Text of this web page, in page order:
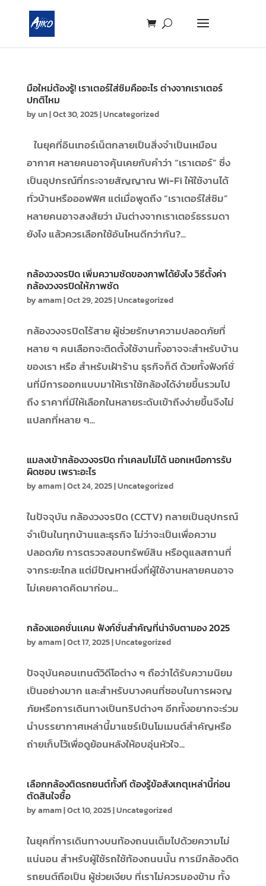
มือใหม่ต้องรู้! เราเตอร์ใส่ซิมคืออะไร ต่างจากเราเตอร์
ปกติไหม
byun|Oct 30, 2025|Uncategorized
ในยุคที่อินเทอร์เน็ตกลายเป็นสิ่งจำเป็นเหมือน
อากาศ หลายคนอาจคุ้นเคยกับคำว่า “เราเตอร์” ซึ่ง
เป็นอุปกรณ์ที่กระจายสัญญาณ Wi-Fi ให้ใช้งานได้
ทั่วบ้านหรือออฟฟิศ แต่เมื่อพูดถึง “เราเตอร์ใส่ซิม”
หลายคนอาจสงสัยว่า มันต่างจากเราเตอร์ธรรมดา
ยังไง แล้วควรเลือกใช้อันไหนดีกว่ากัน?...
กล้องวงจรปิด เพิ่มความชัดของภาพได้ยังไง วิธีตั้งค่า
กล้องวงจรปิดให้ภาพชัด
byamam|Oct 29, 2025|Uncategorized
กล้องวงจรปิดไร้สาย ผู้ช่วยรักษาความปลอดภัยที่
หลาย ๆ คนเลือกจะติดตั้งใช้งานทั้งอาจจะสำหรับบ้าน
ของเรา หรือ สำหรับเฝ้าร้าน ธุรกิจก็ดี ด้วยทั้งฟังก์ชั่
นที่มีการออกแบบมาให้เราใช้กล้องได้ง่ายขึ้นรวมไป
ถึง ราคาที่มีให้เลือกในหลายระดับเข้าถึงง่ายขึ้นจึงไม่
แปลกที่หลาย ๆ...
แมลงเข้ากล้องวงจรปิด ทำเคลมไม่ได้ นอกเหนือการรับ
ผิดชอบ เพราะอะไร
byamam|Oct 24, 2025|Uncategorized
ในปัจจุบัน กล้องวงจรปิด (CCTV) กลายเป็นอุปกรณ์
จำเป็นในทุกบ้านและธุรกิจ ไม่ว่าจะเป็นเพื่อความ
ปลอดภัย การตรวจสอบทรัพย์สิน หรือดูแลสถานที่
จากระยะไกล แต่มีปัญหาหนึ่งที่ผู้ใช้งานหลายคนอาจ
ไม่เคยคาดคิดมาก่อน...
กล้องแอคชั่นเเคม ฟังก์ชั่นสำคัญที่น่าจับตามอง 2025
byamam|Oct 17, 2025|Uncategorized
ปัจจุบันคอนเทนต์วิดีโอต่าง ๆ ถือว่าได้รับความนิยม
เป็นอย่างมาก และสำหรับบางคนที่ชอบในการผจญ
ภัยหรือการเดินทางเป็นทริปต่างๆ อีกทั้งอยากจะร่วม
นำบรรยากาศเหล่านี้มาแชร์เป็นโมเมนต์สำคัญหรือ
ถ่ายเก็บไว้เพื่อดูย้อนหลังให้อบอุ่นหัวใจ...
เลือกกล้องติดรถยนต์ทั้งที ต้องรู้ข้อสังเกตุเหล่านี้ก่อน
ตัดสินใจซื้อ
byamam|Oct 10, 2025|Uncategorized
ในยุคที่การเดินทางบนท้องถนนเต็มไปด้วยความไม่
แน่นอน สำหรับผู้ใช้รถใช้ท้องถนนนั้น การมีกล้องติด
รถยนต์ถือเป็น ผู้ช่วยเงียบ ที่เราไม่ควรมองข้าม ทั้ง